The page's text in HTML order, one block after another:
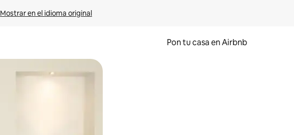
Mostrar en el idioma original
Pon tu casa en Airbnb